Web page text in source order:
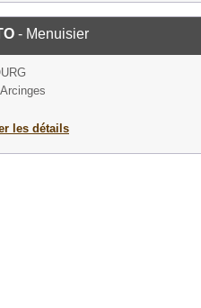
- Menuisier
les détails